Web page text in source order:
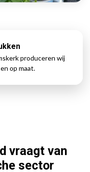
produceren wij
op maat.
vraagt van
sector